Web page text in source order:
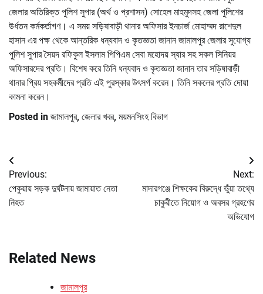
জেলার অতিরিক্ত পুলিশ সুপার (অর্থ ও প্রশাসন) সোহেল মাহমুদসহ জেলা পুলিশের
উর্ধতন কর্মকর্তাগণ। এ সময় সড়িষাবাড়ী থানার অফিসার ইনচার্জ মোহাম্মদ রাশেদুল
হাসান এর পক্ষ থেকে আন্তরিক ধন্যবাদ ও কৃতজ্ঞতা জানান জামালপুর জেলার সুযোগ্য
পুলিশ সুপার সৈয়দ রফিকুল ইসলাম পিপিএম সেবা মহোদয় স্যার সহ সকল সিনিয়র
অফিসারদের প্রতি। বিশেষ করে তিনি ধন্যবাদ ও কৃতজ্ঞতা জানান তার সড়িষাবাড়ী
থানার প্রিয় সহকর্মীদের প্রতি এই পুরস্কার উৎসর্গ করেন। তিনি সকলের প্রতি দোয়া
কামনা করেন।
Posted in জামালপুর, জেলার খবর, ময়মনসিংহ বিভাগ
Post
navigation
Previous:
পেকুয়ায় সড়ক দুর্ঘটনায় জামায়াত নেতা
নিহত
Next:
মাদারগঞ্জে শিক্ষকের বিরুদ্ধে ভুঁয়া তথ্যে
চাকুরীতে নিয়োগ ও অবসর গ্রহণের
অভিযোগ
Related News
জামালপুর